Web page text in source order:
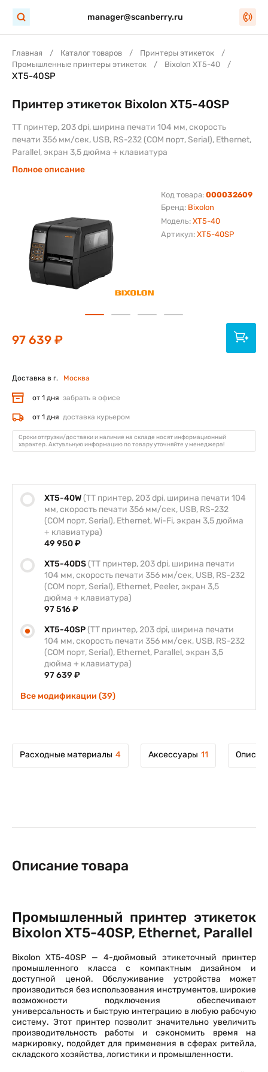
manager@scanberry.ru
Главная Каталог товаров
Принтеры этикеток
Промышленные принтеры этикеток
Bixolon XT5-40
XT5-40SP
Бренд: Bixolon
Модель: XT5-40
Код товара: 000032609
Артикул: XT5-40SP
Принтер этикеток Bixolon XT5-40SP
TT принтер, 203 dpi, ширина печати 104 мм, скорость
печати 356 мм/сек, USB, RS-232 (COM порт, Serial), Ethernet,
Parallel, экран 3,5 дюйма + клавиатура
Полное описание
XT5-40W (TT принтер, 203 dpi, ширина печати 104
мм, скорость печати 356 мм/сек, USB, RS-232
(COM порт, Serial), Ethernet, Wi-Fi, экран 3,5 дюйма
+ клавиатура)
49 950 ₽
XT5-40DS (TT принтер, 203 dpi, ширина печати
104 мм, скорость печати 356 мм/сек, USB, RS-232
(COM порт, Serial), Ethernet, Peeler, экран 3,5
дюйма + клавиатура)
97 516 ₽
XT5-40SP (TT принтер, 203 dpi, ширина печати
104 мм, скорость печати 356 мм/сек, USB, RS-232
(COM порт, Serial), Ethernet, Parallel, экран 3,5
дюйма + клавиатура)
97 639 ₽
Все модификации (39)
97 639 ₽
Доставка в г. Москва
от 1 дня забрать в офисе
от 1 дня доставка курьером
Сроки отгрузки/доставки и наличие на складе носят информационный
характер. Актуальную информацию по товару уточняйте у менеджера!
Расходные материалы 4 Аксессуары 11
Описание товара
Промышленный принтер этикеток
Bixolon XT5-40SP, Ethernet, Parallel
Bixolon XT5-40SP — 4-дюймовый этикеточный принтер
промышленного класса с компактным дизайном и
доступной ценой. Обслуживание устройства может
производиться без использования инструментов, широкие
возможности подключения обеспечивают
универсальность и быструю интеграцию в любую рабочую
систему. Этот принтер позволит значительно увеличить
производительность работы и сэкономить время на
маркировку, подойдет для применения в сферах ритейла,
складского хозяйства, логистики и промышленности.